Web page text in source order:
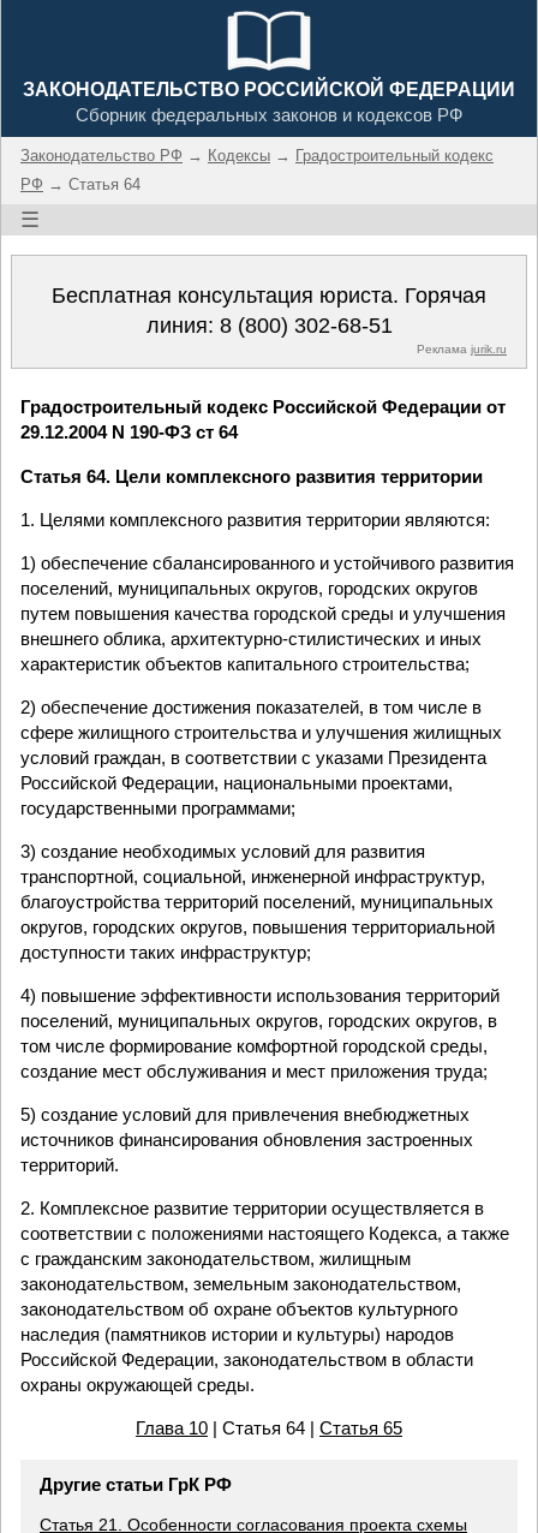
ЗАКОНОДАТЕЛЬСТВО РОССИЙСКОЙ ФЕДЕРАЦИИ
Сборник федеральных законов и кодексов РФ
Законодательство РФ → Кодексы → Градостроительный кодекс
РФ → Статья 64
☰
Бесплатная консультация юриста. Горячая
линия: 8 (800) 302-68-51
Реклама jurik.ru
Градостроительный кодекс Российской Федерации от
29.12.2004 N 190-ФЗ ст 64
Статья 64. Цели комплексного развития территории
1. Целями комплексного развития территории являются:
1) обеспечение сбалансированного и устойчивого развития
поселений, муниципальных округов, городских округов
путем повышения качества городской среды и улучшения
внешнего облика, архитектурно-стилистических и иных
характеристик объектов капитального строительства;
2) обеспечение достижения показателей, в том числе в
сфере жилищного строительства и улучшения жилищных
условий граждан, в соответствии с указами Президента
Российской Федерации, национальными проектами,
государственными программами;
3) создание необходимых условий для развития
транспортной, социальной, инженерной инфраструктур,
благоустройства территорий поселений, муниципальных
округов, городских округов, повышения территориальной
доступности таких инфраструктур;
4) повышение эффективности использования территорий
поселений, муниципальных округов, городских округов, в
том числе формирование комфортной городской среды,
создание мест обслуживания и мест приложения труда;
5) создание условий для привлечения внебюджетных
источников финансирования обновления застроенных
территорий.
2. Комплексное развитие территории осуществляется в
соответствии с положениями настоящего Кодекса, а также
с гражданским законодательством, жилищным
законодательством, земельным законодательством,
законодательством об охране объектов культурного
наследия (памятников истории и культуры) народов
Российской Федерации, законодательством в области
охраны окружающей среды.
Глава 10| Статья 64 | Статья 65
Другие статьи ГрК РФ
Статья 21. Особенности согласования проекта схемы